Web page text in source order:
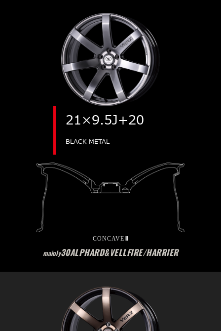
21×9.5J+20
BLACK METAL
CONCAVEⅢ
mainly30ALPHARD&VELLFIRE/HARRIER